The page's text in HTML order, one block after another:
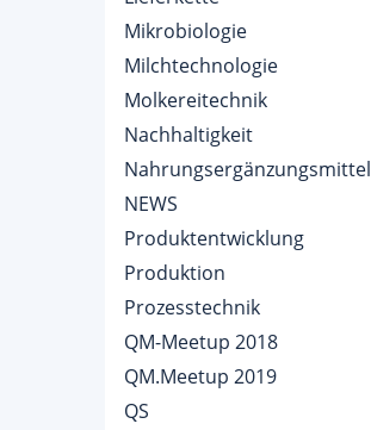
Mikrobiologie
Milchtechnologie
Molkereitechnik
Nachhaltigkeit
Nahrungsergänzungsmittel
NEWS
Produktentwicklung
Produktion
Prozesstechnik
QM-Meetup 2018
QM.Meetup 2019
QS